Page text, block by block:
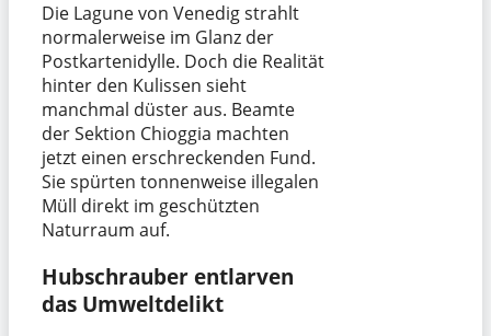
Die Lagune von Venedig strahlt
normalerweise im Glanz der
Postkartenidylle. Doch die Realität
hinter den Kulissen sieht
manchmal düster aus. Beamte
der Sektion Chioggia machten
jetzt einen erschreckenden Fund.
Sie spürten tonnenweise illegalen
Müll direkt im geschützten
Naturraum auf.
Hubschrauber entlarven
das Umweltdelikt